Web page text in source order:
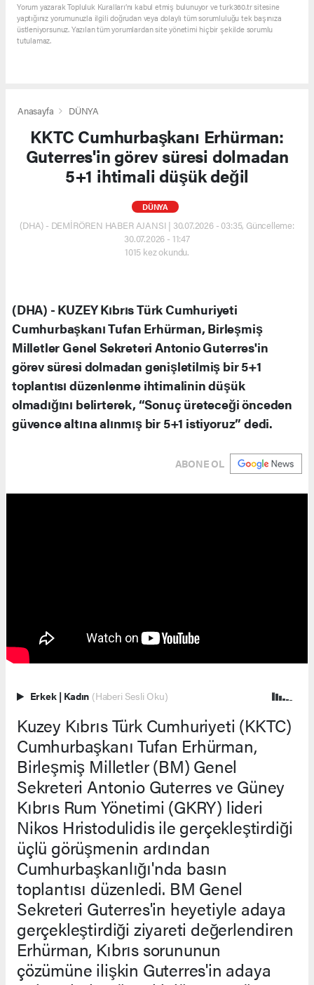
Yorum yazarak Topluluk Kuralları’nı kabul etmiş bulunuyor ve turk360.tr sitesine
yaptığınız yorumunuzla ilgili doğrudan veya dolaylı tüm sorumluluğu tek başınıza
üstleniyorsunuz. Yazılan tüm yorumlardan site yönetimi hiçbir şekilde sorumlu
tutulamaz.
Anasayfa DÜNYA
KKTC Cumhurbaşkanı Erhürman:
Guterres'in görev süresi dolmadan
5+1 ihtimali düşük değil
DÜNYA
(DHA) - DEMİRÖREN HABER AJANSI | 30.07.2026 - 03:35, Güncelleme:
30.07.2026 - 11:47
1015 kez okundu.
(DHA) - KUZEY Kıbrıs Türk Cumhuriyeti
Cumhurbaşkanı Tufan Erhürman, Birleşmiş
Milletler Genel Sekreteri Antonio Guterres'in
görev süresi dolmadan genişletilmiş bir 5+1
toplantısı düzenlenme ihtimalinin düşük
olmadığını belirterek, “Sonuç üreteceği önceden
güvence altına alınmış bir 5+1 istiyoruz” dedi.
ABONE OL
Erkek | Kadın (Haberi Sesli Oku)
Kuzey Kıbrıs Türk Cumhuriyeti (KKTC)
Cumhurbaşkanı Tufan Erhürman,
Birleşmiş Milletler (BM) Genel
Sekreteri Antonio Guterres ve Güney
Kıbrıs Rum Yönetimi (GKRY) lideri
Nikos Hristodulidis ile gerçekleştirdiği
üçlü görüşmenin ardından
Cumhurbaşkanlığı'nda basın
toplantısı düzenledi. BM Genel
Sekreteri Guterres'in heyetiyle adaya
gerçekleştirdiği ziyareti değerlendiren
Erhürman, Kıbrıs sorununun
çözümüne ilişkin Guterres'in adaya